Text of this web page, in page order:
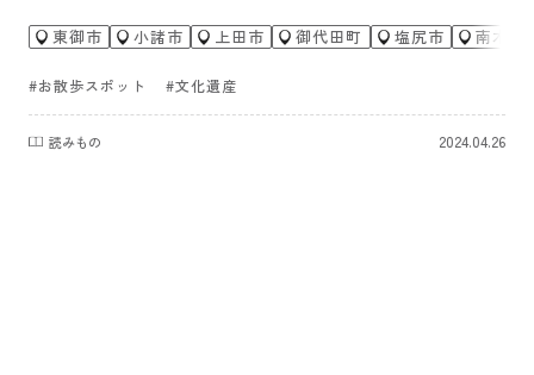
東御市 小諸市 上田市 御代田町 塩尻市 南木曽
#お散歩スポット #文化遺産
読みもの 2024.04.26